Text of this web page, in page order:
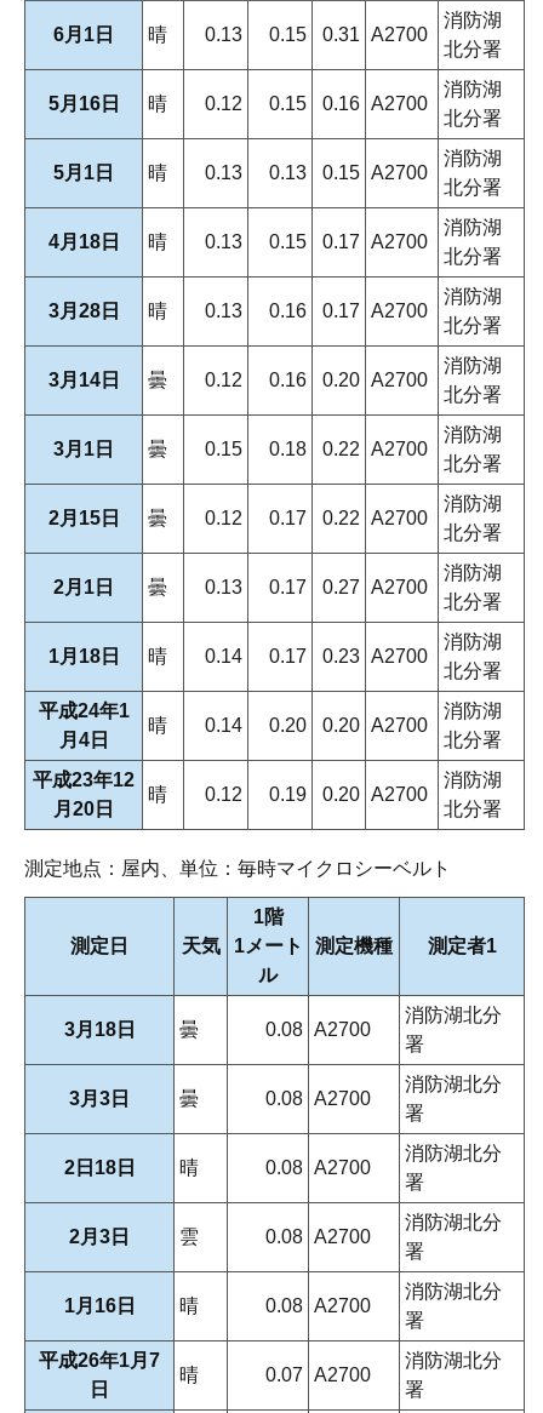
6月1日 晴 0.13 0.15 0.31 A2700
消防湖
北分署
5月16日 晴 0.12 0.15 0.16 A2700
消防湖
北分署
5月1日 晴 0.13 0.13 0.15 A2700
消防湖
北分署
4月18日 晴 0.13 0.15 0.17 A2700
消防湖
北分署
3月28日 晴 0.13 0.16 0.17 A2700
消防湖
北分署
3月14日 曇 0.12 0.16 0.20 A2700
消防湖
北分署
3月1日 曇 0.15 0.18 0.22 A2700
消防湖
北分署
2月15日 曇 0.12 0.17 0.22 A2700
消防湖
北分署
2月1日 曇 0.13 0.17 0.27 A2700
消防湖
北分署
1月18日 晴 0.14 0.17 0.23 A2700
消防湖
北分署
平成24年1
月4日
晴 0.14 0.20 0.20 A2700
消防湖
北分署
平成23年12
月20日
晴 0.12 0.19 0.20 A2700
消防湖
北分署
測定地点：屋内、単位：毎時マイクロシーベルト
測定日 天気
1階
1メート
ル
測定機種 測定者1
3月18日 曇 0.08 A2700
消防湖北分
署
3月3日 曇 0.08 A2700
消防湖北分
署
2日18日 晴 0.08 A2700
消防湖北分
署
2月3日 雲 0.08 A2700
消防湖北分
署
1月16日 晴 0.08 A2700
消防湖北分
署
平成26年1月7
日
晴 0.07 A2700
消防湖北分
署